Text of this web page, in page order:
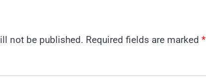
not be published. Required fields are marked *